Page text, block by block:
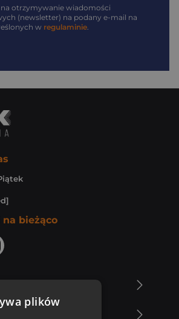
na otrzymywanie wiadomości
(newsletter) na podany e-mail na
w regulaminie.
bieżąco
plików